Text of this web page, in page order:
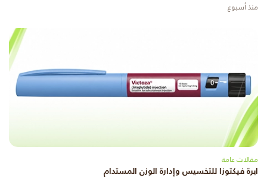
منذ أسبوع
مقالات عامة
ابرة فيكتوزا للتخسيس وإدارة الوزن المستدام